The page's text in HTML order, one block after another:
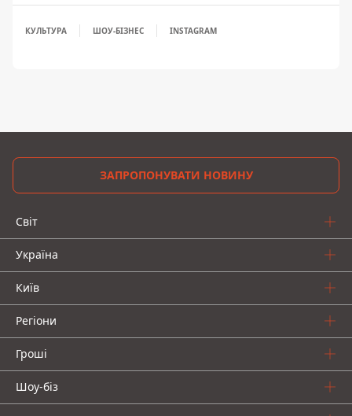
КУЛЬТУРА ШОУ-БІЗНЕС INSTAGRAM
ЗАПРОПОНУВАТИ НОВИНУ
Світ
Україна
Київ
Регіони
Гроші
Шоу-біз